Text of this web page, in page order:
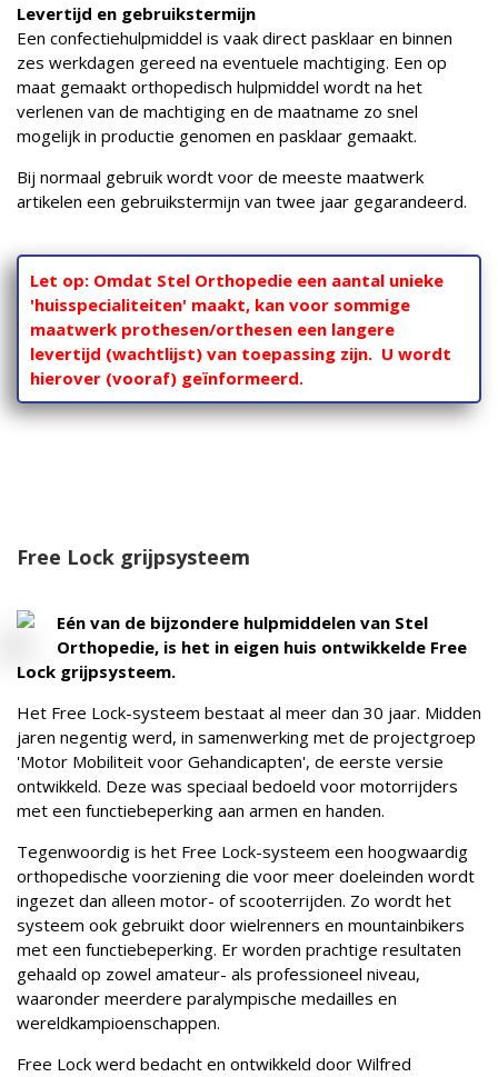
Levertijd en gebruikstermijn
Een confectiehulpmiddel is vaak direct pasklaar en binnen
zes werkdagen gereed na eventuele machtiging. Een op
maat gemaakt orthopedisch hulpmiddel wordt na het
verlenen van de machtiging en de maatname zo snel
mogelijk in productie genomen en pasklaar gemaakt.
Bij normaal gebruik wordt voor de meeste maatwerk
artikelen een gebruikstermijn van twee jaar gegarandeerd.
Let op: Omdat Stel Orthopedie een aantal unieke
'huisspecialiteiten' maakt, kan voor sommige
maatwerk prothesen/orthesen een langere
levertijd (wachtlijst) van toepassing zijn. U wordt
hierover (vooraf) geïnformeerd.
Free Lock grijpsysteem
Eén van de bijzondere hulpmiddelen van Stel
Orthopedie, is het in eigen huis ontwikkelde Free
Lock grijpsysteem.
Het Free Lock-systeem bestaat al meer dan 30 jaar. Midden
jaren negentig werd, in samenwerking met de projectgroep
'Motor Mobiliteit voor Gehandicapten', de eerste versie
ontwikkeld. Deze was speciaal bedoeld voor motorrijders
met een functiebeperking aan armen en handen.
Tegenwoordig is het Free Lock-systeem een hoogwaardig
orthopedische voorziening die voor meer doeleinden wordt
ingezet dan alleen motor- of scooterrijden. Zo wordt het
systeem ook gebruikt door wielrenners en mountainbikers
met een functiebeperking. Er worden prachtige resultaten
gehaald op zowel amateur- als professioneel niveau,
waaronder meerdere paralympische medailles en
wereldkampioenschappen.
Free Lock werd bedacht en ontwikkeld door Wilfred